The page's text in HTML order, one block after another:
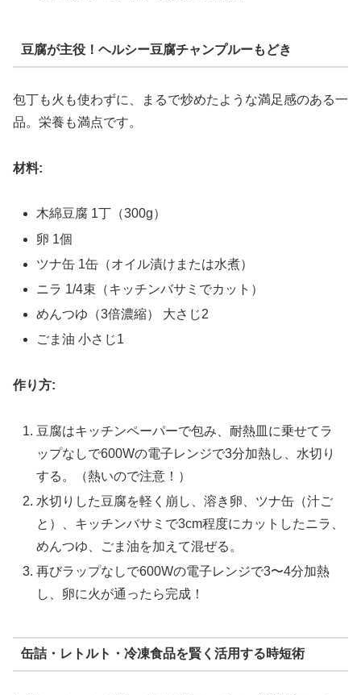
豆腐が主役！ヘルシー豆腐チャンプルーもどき
包丁も火も使わずに、まるで炒めたような満足感のある一
品。栄養も満点です。
材料:
木綿豆腐 1丁（300g）
卵 1個
ツナ缶 1缶（オイル漬けまたは水煮）
ニラ 1/4束（キッチンバサミでカット）
めんつゆ（3倍濃縮） 大さじ2
ごま油 小さじ1
作り方:
豆腐はキッチンペーパーで包み、耐熱皿に乗せてラ
ップなしで600Wの電子レンジで3分加熱し、水切り
する。（熱いので注意！）
水切りした豆腐を軽く崩し、溶き卵、ツナ缶（汁ご
と）、キッチンバサミで3cm程度にカットしたニラ、
めんつゆ、ごま油を加えて混ぜる。
再びラップなしで600Wの電子レンジで3〜4分加熱
し、卵に火が通ったら完成！
缶詰・レトルト・冷凍食品を賢く活用する時短術